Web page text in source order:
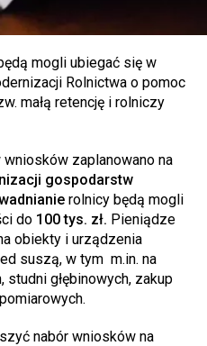
mogli ubiegać się w
Rolnictwa o pomoc
małą retencję i rolniczy
zaplanowano na
gospodarstw
rolnicy będą mogli
do 100 tys. zł. Pieniądze
obiekty i urządzenia
suszą, w tym m.in. na
głębinowych, zakup
nabór wniosków na